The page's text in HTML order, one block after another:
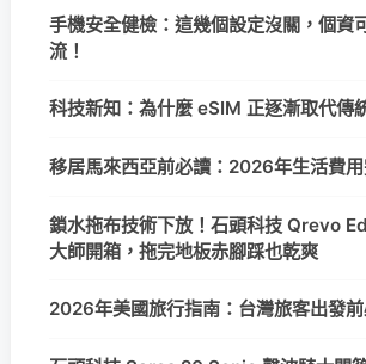
手機安全健檢：這幾個設定沒關，個資
流！
科技新知：為什麼 eSIM 正逐漸取代傳
移居馬來西亞前必讀：2026年生活費
鎖水拖布技術下放！石頭科技 Qrevo
大師開箱，拖完地板赤腳踩也乾爽
2026年美國旅行指南：台灣旅客出發